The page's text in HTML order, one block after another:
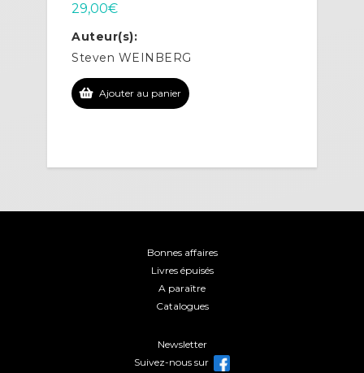
29,00€
Auteur(s):
Steven WEINBERG
Ajouter au panier
Bonnes affaires
Livres épuisés
A paraître
Catalogues
Newsletter
Suivez-nous sur